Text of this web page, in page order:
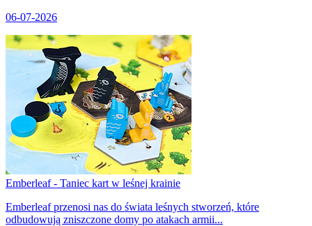
06-07-2026
Emberleaf - Taniec kart w leśnej krainie
Emberleaf przenosi nas do świata leśnych stworzeń, które
odbudowują zniszczone domy po atakach armii...